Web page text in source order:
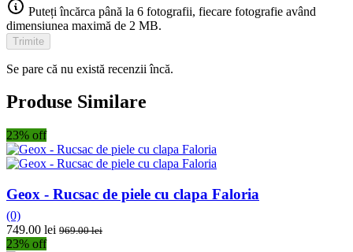
Puteți încărca până la 6 fotografii, fiecare fotografie având
dimensiunea maximă de 2 MB.
Trimite
Se pare că nu există recenzii încă.
Produse Similare
23% off
Geox - Rucsac de piele cu clapa Faloria
(0)
749.00 lei 969.00 lei
23% off